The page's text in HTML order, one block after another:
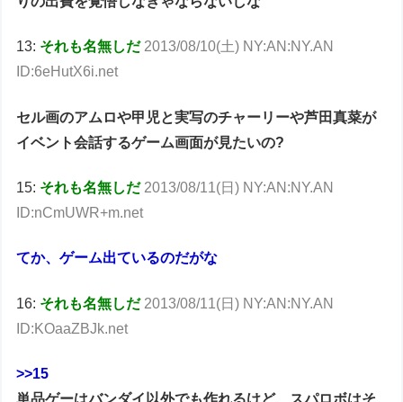
13: それも名無しだ 2013/08/10(土) NY:AN:NY.AN
ID:6eHutX6i.net
セル画のアムロや甲児と実写のチャーリーや芦田真菜が
イベント会話するゲーム画面が見たいの?
15: それも名無しだ 2013/08/11(日) NY:AN:NY.AN
ID:nCmUWR+m.net
てか、ゲーム出ているのだがな
16: それも名無しだ 2013/08/11(日) NY:AN:NY.AN
ID:KOaaZBJk.net
>>15